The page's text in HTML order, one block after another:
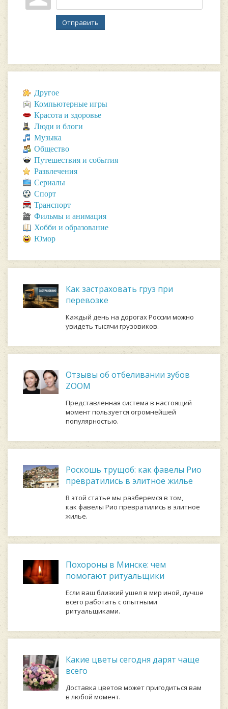
Отправить
Другое
Компьютерные игры
Красота и здоровье
Люди и блоги
Музыка
Общество
Путешествия и события
Развлечения
Сериалы
Спорт
Транспорт
Фильмы и анимация
Хобби и образование
Юмор
Как застраховать груз при
перевозке
Каждый день на дорогах России можно
увидеть тысячи грузовиков.
Отзывы об отбеливании зубов
ZOOM
Представленная система в настоящий
момент пользуется огромнейшей
популярностью.
Роскошь трущоб: как фавелы Рио
превратились в элитное жилье
В этой статье мы разберемся в том,
как фавелы Рио превратились в элитное
жилье.
Похороны в Минске: чем
помогают ритуальщики
Если ваш близкий ушел в мир иной, лучше
всего работать с опытными
ритуальщиками.
Какие цветы сегодня дарят чаще
всего
Доставка цветов может пригодиться вам
в любой момент.